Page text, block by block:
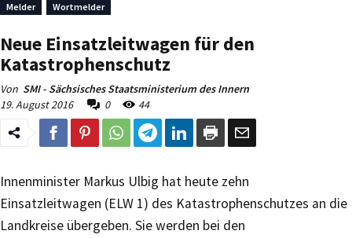
Melder Wortmelder
Neue Einsatzleitwagen für den
Katastrophenschutz
Von SMI - Sächsisches Staatsministerium des Innern
19. August 2016
0 44
Innenminister Markus Ulbig hat heute zehn
Einsatzleitwagen (ELW 1) des Katastrophenschutzes an die
Landkreise übergeben. Sie werden bei den